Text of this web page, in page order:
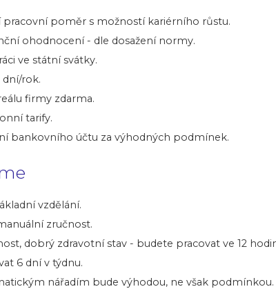
pracovní poměr s možností kariérního růstu.
ohodnocení - dle dosažení normy.
ve státní svátky.
dní/rok.
firmy zdarma.
tarify.
bankovního účtu za výhodných podmínek.
vzdělání.
zručnost.
dobrý zdravotní stav - budete pracovat ve 12
6 dní v týdnu.
nářadím bude výhodou, ne však podmínkou.